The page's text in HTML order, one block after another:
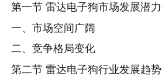
第一节 雷达电子狗市场发展潜
一、市场空间广阔
二、竞争格局变化
第二节 雷达电子狗行业发展趋